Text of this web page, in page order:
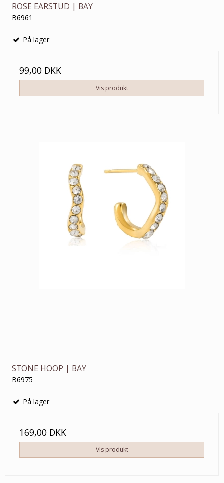
ROSE EARSTUD | BAY
B6961
På lager
99,00 DKK
Vis produkt
STONE HOOP | BAY
B6975
På lager
169,00 DKK
Vis produkt